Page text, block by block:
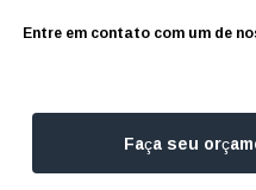
Entre em contato com um de
Faça seu